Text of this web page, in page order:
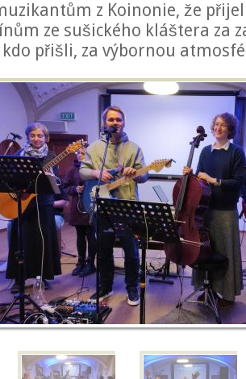
z Koinonie, že
ze sušického kláštera za
kdo přišli, za výbornou